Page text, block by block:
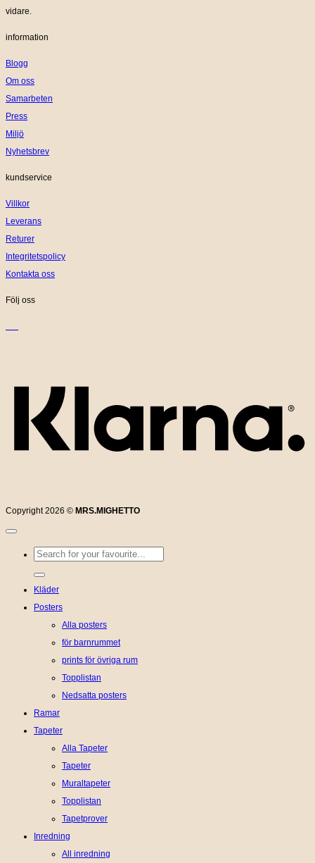
vidare.
information
Blogg
Om oss
Samarbeten
Press
Miljö
Nyhetsbrev
kundservice
Villkor
Leverans
Returer
Integritetspolicy
Kontakta oss
Följ oss
Copyright 2026 © MRS.MIGHETTO
Sök
efter:
Kläder
Posters
Alla posters
för barnrummet
prints för övriga rum
Topplistan
Nedsatta posters
Ramar
Tapeter
Alla Tapeter
Tapeter
Muraltapeter
Topplistan
Tapetprover
Inredning
All inredning